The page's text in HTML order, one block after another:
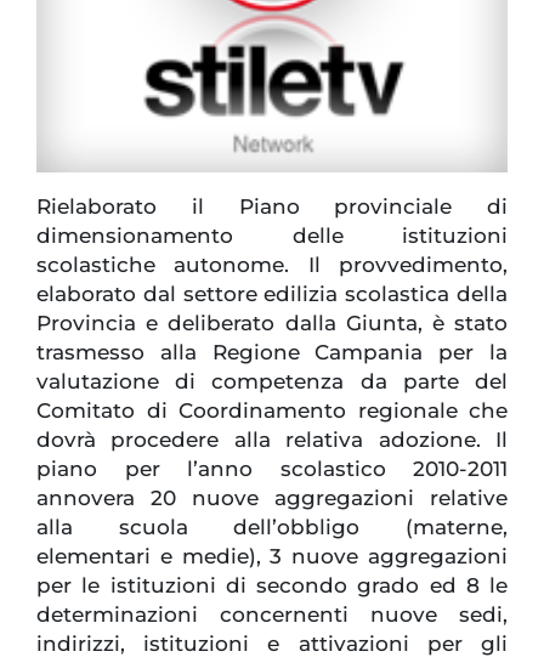
Rielaborato il Piano provinciale di
dimensionamento delle istituzioni
scolastiche autonome. Il provvedimento,
elaborato dal settore edilizia scolastica della
Provincia e deliberato dalla Giunta, è stato
trasmesso alla Regione Campania per la
valutazione di competenza da parte del
Comitato di Coordinamento regionale che
dovrà procedere alla relativa adozione. Il
piano per l’anno scolastico 2010-2011
annovera 20 nuove aggregazioni relative
alla scuola dell’obbligo (materne,
elementari e medie), 3 nuove aggregazioni
per le istituzioni di secondo grado ed 8 le
determinazioni concernenti nuove sedi,
indirizzi, istituzioni e attivazioni per gli